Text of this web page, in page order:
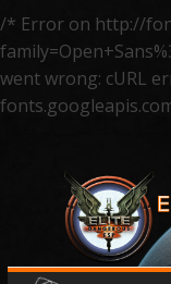
/* Error on http://
went wrong: cURL